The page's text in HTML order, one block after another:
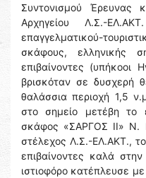
Συντονισμού Έρευνας
Αρχηγείου Λ.Σ.-
επαγγελματικού-
σκάφους, ελληνικής
επιβαίνοντες (υπήκοοι
βρισκόταν σε δυσχερή
θαλάσσια περιοχή 1,5
στο σημείο μετέβη το
σκάφος «ΣΑΡΓΟΣ ΙΙ» Ν.
στέλεχος Λ.Σ.-ΕΛ.ΑΚΤ.,
επιβαίνοντες καλά
ιστιοφόρο κατέπλευσε